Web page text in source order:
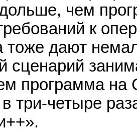
чем
к
тоже дают
сценарий
программа
три-четыре